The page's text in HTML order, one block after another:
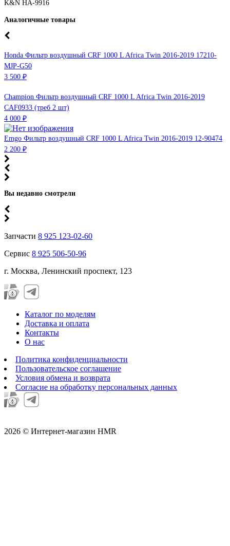
K&N HA-9916
Аналогичные товары
Honda Фильтр воздушный CRF 1000 L Africa Twin 2016-2019 17210-
MJP-G50
3 500 ₽
Champion Фильтр воздушный CRF 1000 L Africa Twin 2016-2019
CAF0933 (треб 2 шт)
4 000 ₽
Emgo Фильтр воздушный CRF 1000 L Africa Twin 2016-2019 12-90474
2 200 ₽
Вы недавно смотрели
Запчасти 8 925 123-02-60
Сервис 8 925 506-50-96
г. Москва, Ленинский проспект, 123
Каталог по моделям
Доставка и оплата
Контакты
О нас
Политика конфиденциальности
Пользовательское соглашение
Условия обмена и возврата
Согласие на обработку персональных данных
2026 © Интернет-магазин HMR